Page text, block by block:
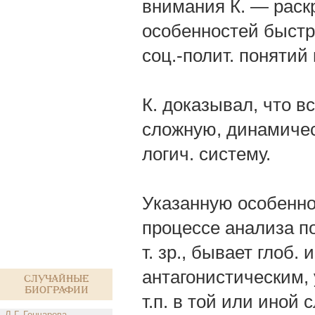
Случайные
биографии
внимания К. —
особенностей
соц.-полит. понятий
К. доказывал, что
сложную,
логич. систему.
Указанную
процессе анализа
т. зр., бывает глоб.
т.п. в той или иной